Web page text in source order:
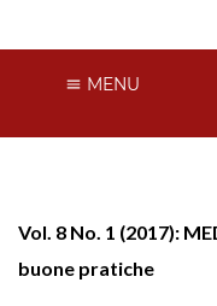
MENU
Vol. 8 No. 1 (2017):
buone pratiche